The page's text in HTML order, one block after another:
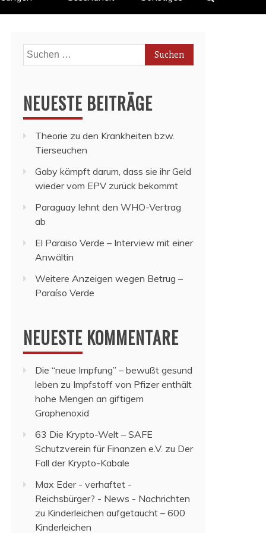
Suchen
nach:
NEUESTE BEITRÄGE
Theorie zu den Krankheiten bzw.
Tierseuchen
Gaby kämpft darum, dass sie ihr Geld
wieder vom EPV zurück bekommt
Paraguay lehnt den WHO-Vertrag
ab
El Paraiso Verde – Interview mit einer
Anwältin
Weitere Anzeigen wegen Betrug –
Paraíso Verde
NEUESTE KOMMENTARE
Die “neue Impfung” – bewußt gesund
leben zu Impfstoff von Pfizer enthält
hohe Mengen an giftigem
Graphenoxid
63 Die Krypto-Welt – SAFE
Schutzverein für Finanzen e.V. zu Der
Fall der Krypto-Kabale
Max Eder - verhaftet -
Reichsbürger? - News - Nachrichten
zu Kinderleichen aufgetaucht – 600
Kinderleichen